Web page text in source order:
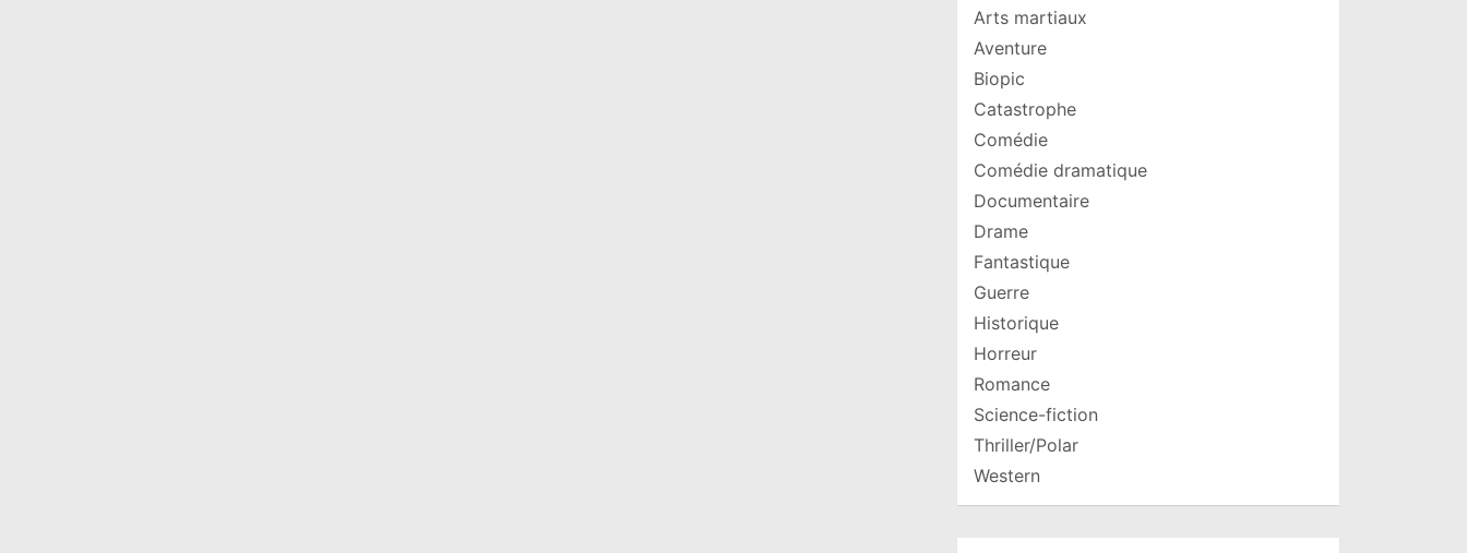
Arts martiaux
Aventure
Biopic
Catastrophe
Comédie
Comédie dramatique
Documentaire
Drame
Fantastique
Guerre
Historique
Horreur
Romance
Science-fiction
Thriller/Polar
Western